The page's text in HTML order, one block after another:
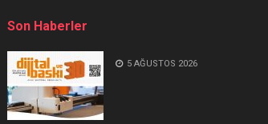
Son Haberler
5 AĞUSTOS 2026